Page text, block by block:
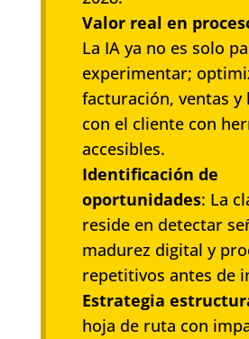
Valor real en
La IA ya no es solo
experimentar;
facturación, ventas y
con el cliente con
accesibles.
Identificación de
oportunidades: La
reside en detectar
madurez digital y
repetitivos antes de
Estrategia
hoja de ruta con